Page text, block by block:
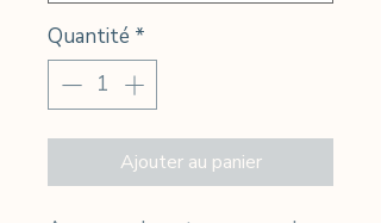
Quantité *
Ajouter au panier